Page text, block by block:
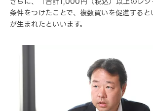
条件をつけたことで、複数買いを促進する
が生まれたといいます。